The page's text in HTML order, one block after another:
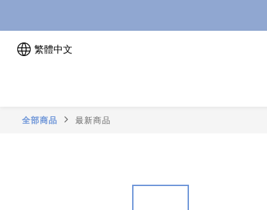
繁體中文
全部商品 最新商品